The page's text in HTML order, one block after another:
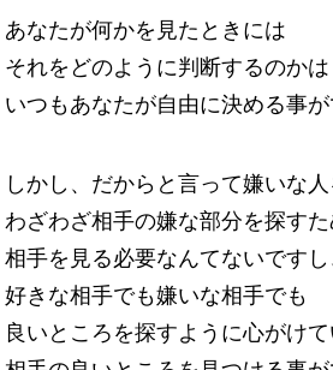
あなたが何かを見たときには
それをどのように判断するのかは
いつもあなたが自由に決める事が
しかし、だからと言って嫌いな
わざわざ相手の嫌な部分を探すた
相手を見る必要なんてないですし
好きな相手でも嫌いな相手でも
良いところを探すように心がけ